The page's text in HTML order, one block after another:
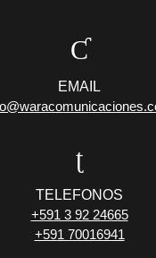
EMAIL
TELEFONOS
+591 3 92 24665
+591 70016941